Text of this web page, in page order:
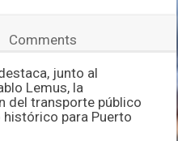
Comments
junto al
Lemus, la
del transporte público
histórico para Puerto